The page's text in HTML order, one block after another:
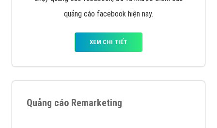
XEM CHI TIẾT